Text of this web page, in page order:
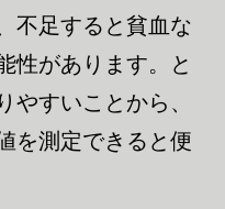
不足すると貧血な
性があります。と
やすいことから、
を測定できると便